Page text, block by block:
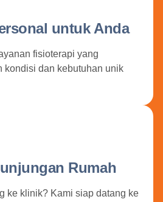
untuk Anda
fisioterapi yang
kondisi dan kebutuhan unik
Rumah
ke klinik? Kami siap datang ke